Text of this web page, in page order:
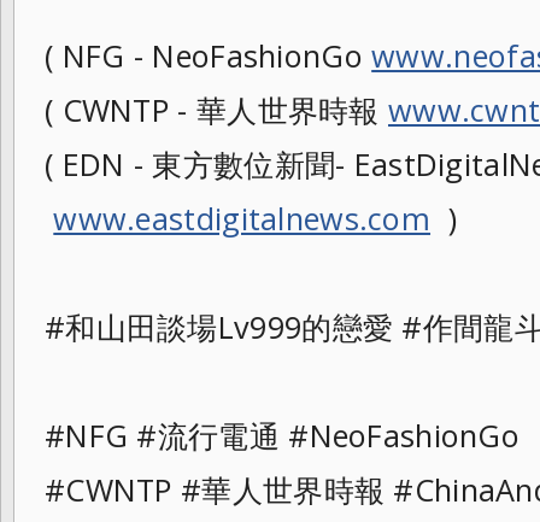
( NFG - NeoFashionGo
( CWNTP - 華人世界時報
( EDN - 東方數位新聞-
www.eastdigitalnews.com )
#和山田談場Lv999的戀愛 #作間龍
#NFG #流行電通 #NeoFashionGo
#CWNTP #華人世界時報